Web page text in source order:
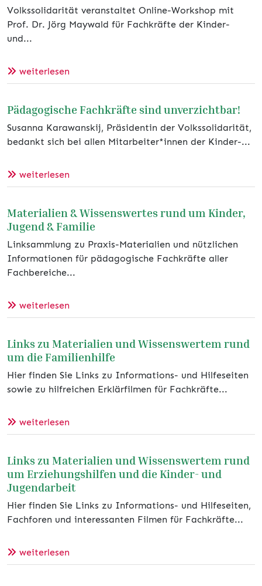
Volkssolidarität veranstaltet Online-Workshop mit
Prof. Dr. Jörg Maywald für Fachkräfte der Kinder-
und...
weiterlesen
Pädagogische Fachkräfte sind unverzichtbar!
Susanna Karawanskij, Präsidentin der Volkssolidarität,
bedankt sich bei allen Mitarbeiter*innen der Kinder-...
weiterlesen
Materialien & Wissenswertes rund um Kinder,
Jugend & Familie
Linksammlung zu Praxis-Materialien und nützlichen
Informationen für pädagogische Fachkräfte aller
Fachbereiche...
weiterlesen
Links zu Materialien und Wissenswertem rund
um die Familienhilfe
Hier finden Sie Links zu Informations- und Hilfeseiten
sowie zu hilfreichen Erklärfilmen für Fachkräfte...
weiterlesen
Links zu Materialien und Wissenswertem rund
um Erziehungshilfen und die Kinder- und
Jugendarbeit
Hier finden Sie Links zu Informations- und Hilfeseiten,
Fachforen und interessanten Filmen für Fachkräfte...
weiterlesen